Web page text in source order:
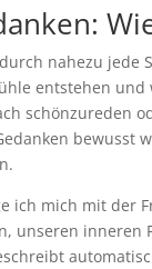
nahezu jede
entstehen
schönzureden
bewusst
ich mich mit der
unseren inneren